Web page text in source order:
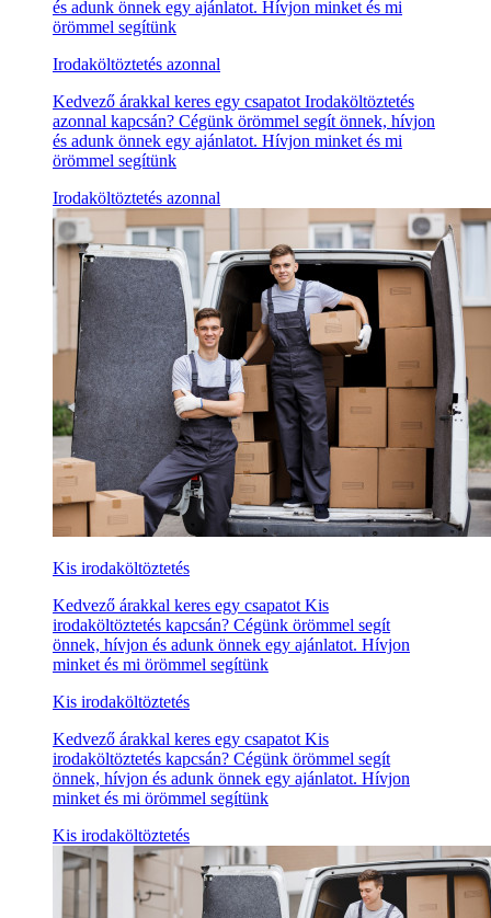
és adunk önnek egy ajánlatot. Hívjon minket és mi
örömmel segítünk
Irodaköltöztetés azonnal
Kedvező árakkal keres egy csapatot Irodaköltöztetés
azonnal kapcsán? Cégünk örömmel segít önnek, hívjon
és adunk önnek egy ajánlatot. Hívjon minket és mi
örömmel segítünk
Irodaköltöztetés azonnal
Kis irodaköltöztetés
Kedvező árakkal keres egy csapatot Kis
irodaköltöztetés kapcsán? Cégünk örömmel segít
önnek, hívjon és adunk önnek egy ajánlatot. Hívjon
minket és mi örömmel segítünk
Kis irodaköltöztetés
Kedvező árakkal keres egy csapatot Kis
irodaköltöztetés kapcsán? Cégünk örömmel segít
önnek, hívjon és adunk önnek egy ajánlatot. Hívjon
minket és mi örömmel segítünk
Kis irodaköltöztetés